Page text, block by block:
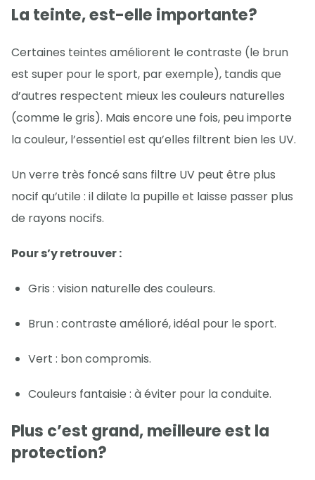
La teinte, est-elle importante?
Certaines teintes améliorent le contraste (le brun
est super pour le sport, par exemple), tandis que
d’autres respectent mieux les couleurs naturelles
(comme le gris). Mais encore une fois, peu importe
la couleur, l’essentiel est qu’elles filtrent bien les UV.
Un verre très foncé sans filtre UV peut être plus
nocif qu’utile : il dilate la pupille et laisse passer plus
de rayons nocifs.
Pour s’y retrouver :
Gris : vision naturelle des couleurs.
Brun : contraste amélioré, idéal pour le sport.
Vert : bon compromis.
Couleurs fantaisie : à éviter pour la conduite.
Plus c’est grand, meilleure est la
protection?